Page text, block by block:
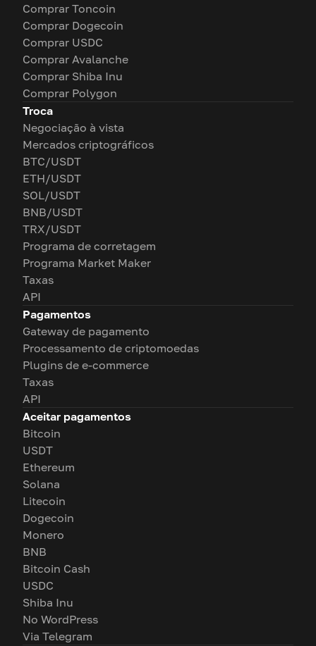
Comprar Toncoin
Comprar Dogecoin
Comprar USDC
Comprar Avalanche
Comprar Shiba Inu
Comprar Polygon
Troca
Negociação à vista
Mercados criptográficos
BTC/USDT
ETH/USDT
SOL/USDT
BNB/USDT
TRX/USDT
Programa de corretagem
Programa Market Maker
Taxas
API
Pagamentos
Gateway de pagamento
Processamento de criptomoedas
Plugins de e-commerce
Taxas
API
Aceitar pagamentos
Bitcoin
USDT
Ethereum
Solana
Litecoin
Dogecoin
Monero
BNB
Bitcoin Cash
USDC
Shiba Inu
No WordPress
Via Telegram